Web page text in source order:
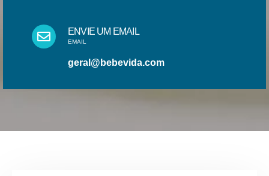
ENVIE UM EMAIL
EMAIL
geral@bebevida.com